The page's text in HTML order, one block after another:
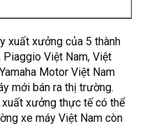
xuất xưởng của 5 thành
Piaggio Việt Nam, Việt
Motor Việt Nam
mới bán ra thị trường.
xưởng thực tế có thể
xe máy Việt Nam còn